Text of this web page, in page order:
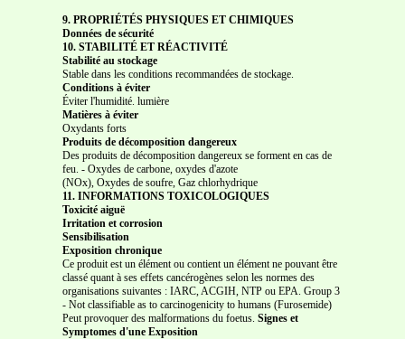
9. PROPRIÉTÉS PHYSIQUES ET CHIMIQUES
Données de sécurité
10. STABILITÉ ET RÉACTIVITÉ
Stabilité au stockage
Stable dans les conditions recommandées de stockage.
Conditions à éviter
Éviter l'humidité. lumière
Matières à éviter
Oxydants forts
Produits de décomposition dangereux
Des produits de décomposition dangereux se forment en cas de
feu. - Oxydes de carbone, oxydes d'azote
(NOx), Oxydes de soufre, Gaz chlorhydrique
11. INFORMATIONS TOXICOLOGIQUES
Toxicité aiguë
Irritation et corrosion
Sensibilisation
Exposition chronique
Ce produit est un élément ou contient un élément ne pouvant être
classé quant à ses effets cancérogènes selon les normes des
organisations suivantes : IARC, ACGIH, NTP ou EPA. Group 3
- Not classifiable as to carcinogenicity to humans (Furosemide)
Peut provoquer des malformations du foetus. Signes et
Symptomes d'une Exposition